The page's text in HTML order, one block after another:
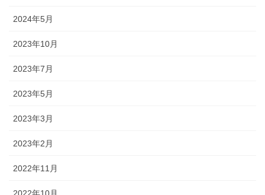
2024年5月
2023年10月
2023年7月
2023年5月
2023年3月
2023年2月
2022年11月